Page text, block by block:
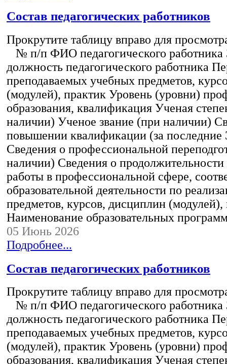
Состав педагогических работников
Прокрутите таблицу вправо для
№ п/п ФИО педагогического работника
должность педагогического работника
преподаваемых учебных предметов,
(модулей), практик Уровень (уровни)
образования, квалификация Ученая
наличии) Ученое звание (при наличии)
повышении квалификации (за последние
Сведения о профессиональной
наличии) Сведения о
работы в профессиональной сфере,
образовательной деятельности по
предметов, курсов, дисциплин (модулей),
Наименование образовательных
05 Июнь 2026
Подробнее...
Состав педагогических работников
Прокрутите таблицу вправо для
№ п/п ФИО педагогического работника
должность педагогического работника
преподаваемых учебных предметов,
(модулей), практик Уровень (уровни)
образования, квалификация Ученая